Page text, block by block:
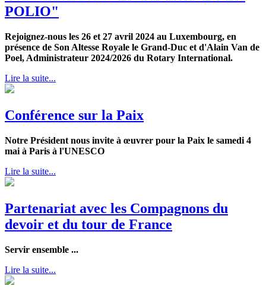
POLIO"
Rejoignez-nous les 26 et 27 avril 2024 au Luxembourg, en
présence de Son Altesse Royale le Grand-Duc et d'Alain Van de
Poel, Administrateur 2024/2026 du Rotary International.
Lire la suite...
Conférence sur la Paix
Notre Président nous invite à œuvrer pour la Paix le samedi 4
mai à Paris à l'UNESCO
Lire la suite...
Partenariat avec les Compagnons du
devoir et du tour de France
Servir ensemble ...
Lire la suite...